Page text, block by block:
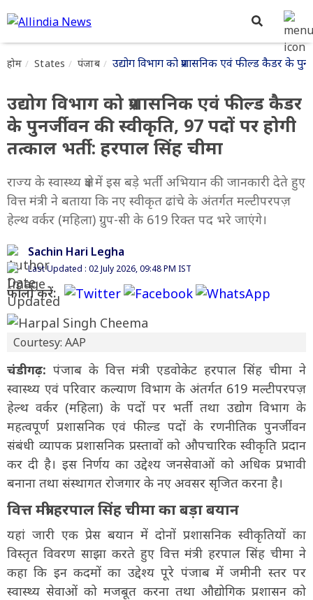
होम States पंजाब उद्योग विभाग को प्रशासनिक एवं फील्ड कैडर के
उद्योग विभाग को प्रशासनिक एवं फील्ड कैडर
के पुनर्जीवन की स्वीकृति, 97 पदों पर होगी
तत्काल भर्ती: हरपाल सिंह चीमा
राज्य के स्वास्थ्य क्षेत्र में इस बड़े भर्ती अभियान की जानकारी देते हुए
वित्त मंत्री ने बताया कि नए स्वीकृत ढांचे के अंतर्गत मल्टीपरपज़
हेल्थ वर्कर (महिला) ग्रुप-सी के 619 रिक्त पद भरे जाएंगे।
Sachin Hari Legha
Last Updated : 02 July 2026, 09:48 PM IST
फॉलो करें:
Courtesy: AAP
चंडीगढ़: पंजाब के वित्त मंत्री एडवोकेट हरपाल सिंह चीमा ने
स्वास्थ्य एवं परिवार कल्याण विभाग के अंतर्गत 619 मल्टीपरपज़
हेल्थ वर्कर (महिला) के पदों पर भर्ती तथा उद्योग विभाग के
महत्वपूर्ण प्रशासनिक एवं फील्ड पदों के रणनीतिक पुनर्जीवन
संबंधी व्यापक प्रशासनिक प्रस्तावों को औपचारिक स्वीकृति प्रदान
कर दी है। इस निर्णय का उद्देश्य जनसेवाओं को अधिक प्रभावी
बनाना तथा संस्थागत रोजगार के नए अवसर सृजित करना है।
वित्त मंत्री हरपाल सिंह चीमा का बड़ा बयान
यहां जारी एक प्रेस बयान में दोनों प्रशासनिक स्वीकृतियों का
विस्तृत विवरण साझा करते हुए वित्त मंत्री हरपाल सिंह चीमा ने
कहा कि इन कदमों का उद्देश्य पूरे पंजाब में जमीनी स्तर पर
स्वास्थ्य सेवाओं को मजबूत करना तथा औद्योगिक प्रशासन को